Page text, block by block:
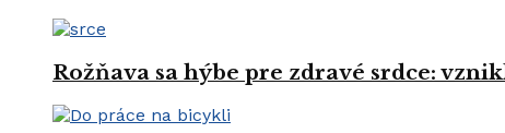
Rožňava sa hýbe pre zdravé srdce: